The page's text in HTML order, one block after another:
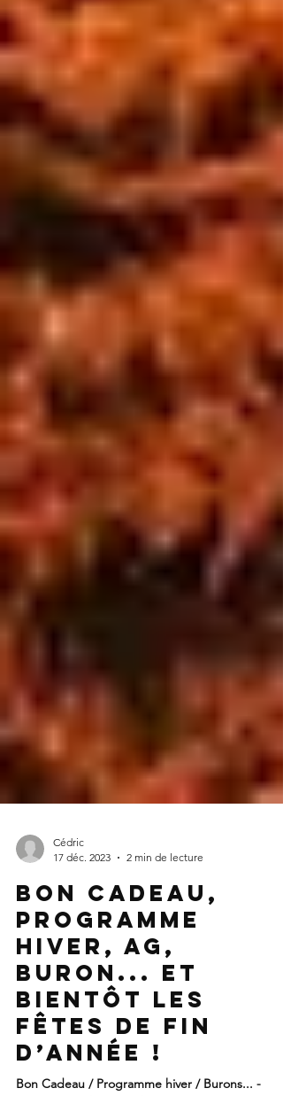
17 déc. 2023
2 min de lecture
Bon Cadeau,
programme
hiver, AG,
buron... et
bientôt les
fêtes de fin
d’année !